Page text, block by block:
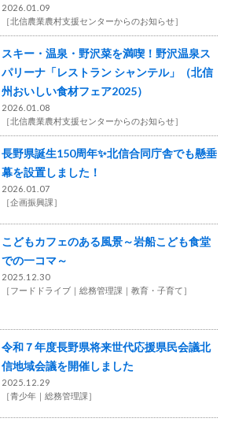
2026.01.09
［北信農業農村支援センターからのお知らせ］
スキー・温泉・野沢菜を満喫！野沢温泉ス
パリーナ「レストラン シャンテル」（北信
州おいしい食材フェア2025）
2026.01.08
［北信農業農村支援センターからのお知らせ］
長野県誕生150周年✨北信合同庁舎でも懸垂
幕を設置しました！
2026.01.07
［企画振興課］
こどもカフェのある風景～岩船こども食堂
での一コマ～
2025.12.30
［フードドライブ 総務管理課 教育・子育て］
令和７年度長野県将来世代応援県民会議北
信地域会議を開催しました
2025.12.29
［青少年 総務管理課］